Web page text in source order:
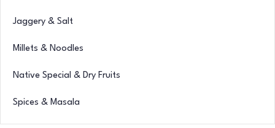
Jaggery & Salt
Millets & Noodles
Native Special & Dry Fruits
Spices & Masala